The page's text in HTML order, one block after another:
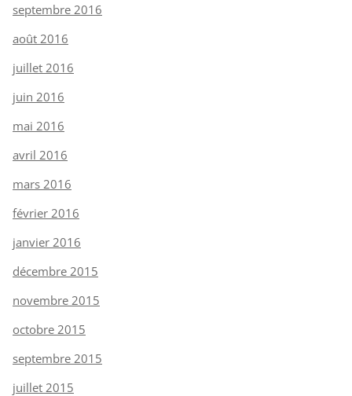
septembre 2016
août 2016
juillet 2016
juin 2016
mai 2016
avril 2016
mars 2016
février 2016
janvier 2016
décembre 2015
novembre 2015
octobre 2015
septembre 2015
juillet 2015